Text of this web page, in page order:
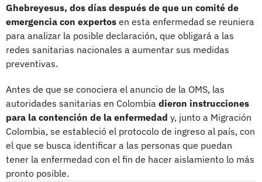
Ghebreyesus, dos días después de que un comité de
emergencia con expertos en esta enfermedad se reuniera
para analizar la posible declaración, que obligará a las
redes sanitarias nacionales a aumentar sus medidas
preventivas.
Antes de que se conociera el anuncio de la OMS, las
autoridades sanitarias en Colombia dieron instrucciones
para la contención de la enfermedad y, junto a Migración
Colombia, se estableció el protocolo de ingreso al país, con
el que se busca identificar a las personas que puedan
tener la enfermedad con el fin de hacer aislamiento lo más
pronto posible.